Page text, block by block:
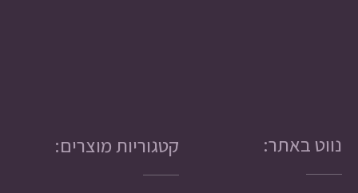
נווט באתר: קטגוריות מוצרים: